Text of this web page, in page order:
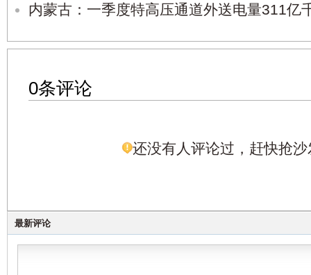
内蒙古：一季度特高压通道外送电量311亿
0条评论
还没有人评论过，赶快抢沙
最新评论